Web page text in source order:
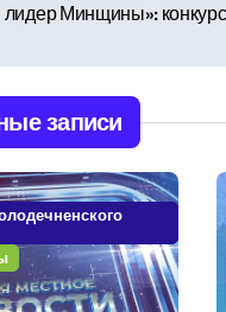
Минщины»:
записи